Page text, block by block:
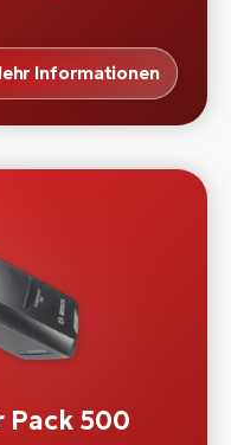
Informationen
Pack 500